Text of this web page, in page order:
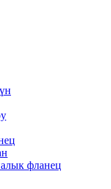
фланец